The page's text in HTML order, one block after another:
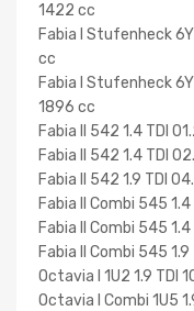
1422 cc
Fabia I Stufenheck
cc
Fabia I Stufenheck
1896 cc
Fabia II 542 1.4 TDI
Fabia II 542 1.4 TDI
Fabia II 542 1.9 TDI
Fabia II Combi 545
Fabia II Combi 545
Fabia II Combi 545
Octavia I 1U2 1.9 TDI
Octavia I Combi 1U5